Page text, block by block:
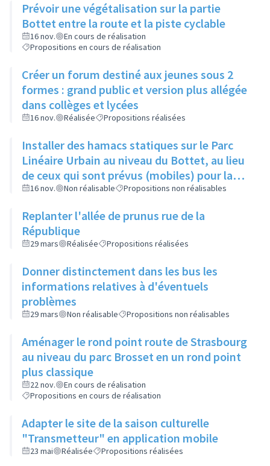
Prévoir une végétalisation sur la partie
Bottet entre la route et la piste cyclable
16 nov.
En cours de réalisation
Propositions en cours de réalisation
Créer un forum destiné aux jeunes sous 2
formes : grand public et version plus allégée
dans collèges et lycées
16 nov. Réalisée Propositions réalisées
Installer des hamacs statiques sur le Parc
Linéaire Urbain au niveau du Bottet, au lieu
de ceux qui sont prévus (mobiles) pour la
limiter la dangerosité
16 nov. Non réalisable Propositions non réalisables
Replanter l'allée de prunus rue de la
République
29 mars Réalisée Propositions réalisées
Donner distinctement dans les bus les
informations relatives à d'éventuels
problèmes
29 mars Non réalisable Propositions non réalisables
Aménager le rond point route de Strasbourg
au niveau du parc Brosset en un rond point
plus classique
22 nov.
En cours de réalisation
Propositions en cours de réalisation
Adapter le site de la saison culturelle
"Transmetteur" en application mobile
23 mai Réalisée Propositions réalisées